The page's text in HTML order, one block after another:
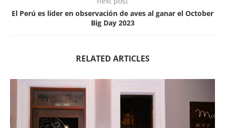
El Perú es líder en observación de aves al ganar el October
Big Day 2023
RELATED ARTICLES